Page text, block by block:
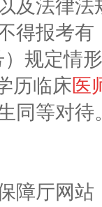
及法律
得报考
）规定情
历临床医
同等对待
障厅网站